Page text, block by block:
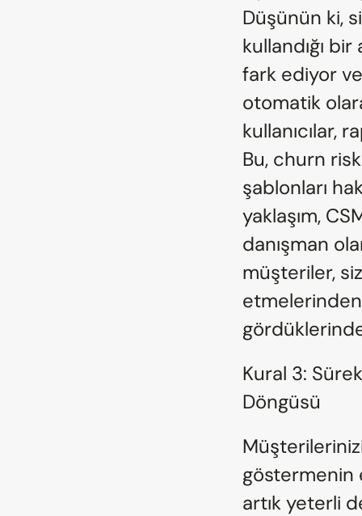
Düşünün ki,
kullandığı
fark ediyor
otomatik
kullanıcılar,
Bu, churn
şablonları
yaklaşım,
danışman
müşteriler,
etmelerinden
Kural 3:
Döngüsü
göstermenin
artık yeterli